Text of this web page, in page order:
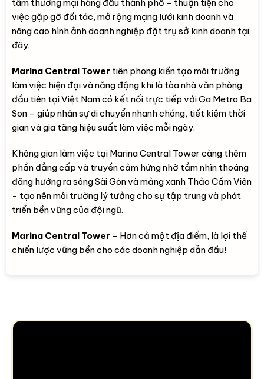
tâm thương mại hàng đầu thành phố - thuận tiện cho
việc gặp gỡ đối tác, mở rộng mạng lưới kinh doanh và
nâng cao hình ảnh doanh nghiệp đặt trụ sở kinh doanh tại
đây.
Marina Central Tower tiên phong kiến tạo môi trường
làm việc hiện đại và năng động khi là tòa nhà văn phòng
đầu tiên tại Việt Nam có kết nối trực tiếp với Ga Metro Ba
Son – giúp nhân sự di chuyển nhanh chóng, tiết kiệm thời
gian và gia tăng hiệu suất làm việc mỗi ngày.
Không gian làm việc tại Marina Central Tower càng thêm
phần đẳng cấp và truyền cảm hứng nhờ tầm nhìn thoáng
đãng hướng ra sông Sài Gòn và mảng xanh Thảo Cầm Viên
- tạo nên môi trường lý tưởng cho sự tập trung và phát
triển bền vững của đội ngũ.
Marina Central Tower - Hơn cả một địa điểm, là lợi thế
chiến lược vững bền cho các doanh nghiệp dẫn đầu!